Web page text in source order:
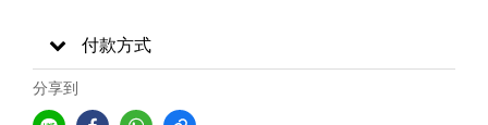
付款方式
分享到